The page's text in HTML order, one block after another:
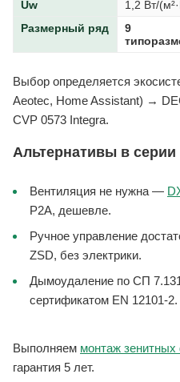
Uw 1,2 Вт/
Размерный ряд
9
Выбор определяется
Aeotec, Home Assistant) →
CVP 0573 Integra.
Альтернативы в серии
Вентиляция не нужна —
P2A, дешевле.
Ручное управление
ZSD, без электрики.
Дымоудаление по СП
сертификатом EN 12101-2.
Выполняем монтаж
гарантия 5 лет.